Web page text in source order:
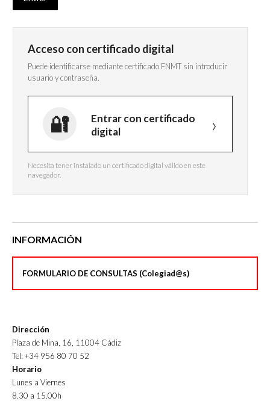
Acceso con certificado digital
Puede identificarse mediante certificado FNMT sin introducir
usuario y contraseña.
Entrar con certificado
digital
Necesita tener instalado un certificado digital válido en este
navegador.
INFORMACIÓN
FORMULARIO DE CONSULTAS (Colegiad@s)
Dirección
Plaza de Mina, 16, 11004 Cádiz
Tel: +34 956 80 70 52
Horario
Lunes a Viernes
8.30 a 15.00h